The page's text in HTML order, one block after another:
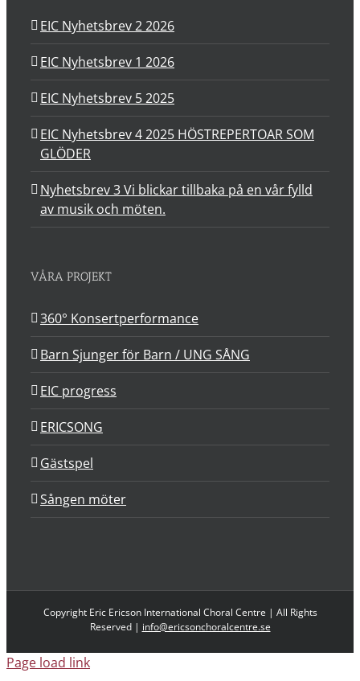
EIC Nyhetsbrev 2 2026
EIC Nyhetsbrev 1 2026
EIC Nyhetsbrev 5 2025
EIC Nyhetsbrev 4 2025 HÖSTREPERTOAR SOM
GLÖDER
Nyhetsbrev 3 Vi blickar tillbaka på en vår fylld
av musik och möten.
VÅRA PROJEKT
360° Konsertperformance
Barn Sjunger för Barn / UNG SÅNG
EIC progress
ERICSONG
Gästspel
Sången möter
Copyright Eric Ericson International Choral Centre | All Rights
Reserved | info@ericsonchoralcentre.se
Page load link